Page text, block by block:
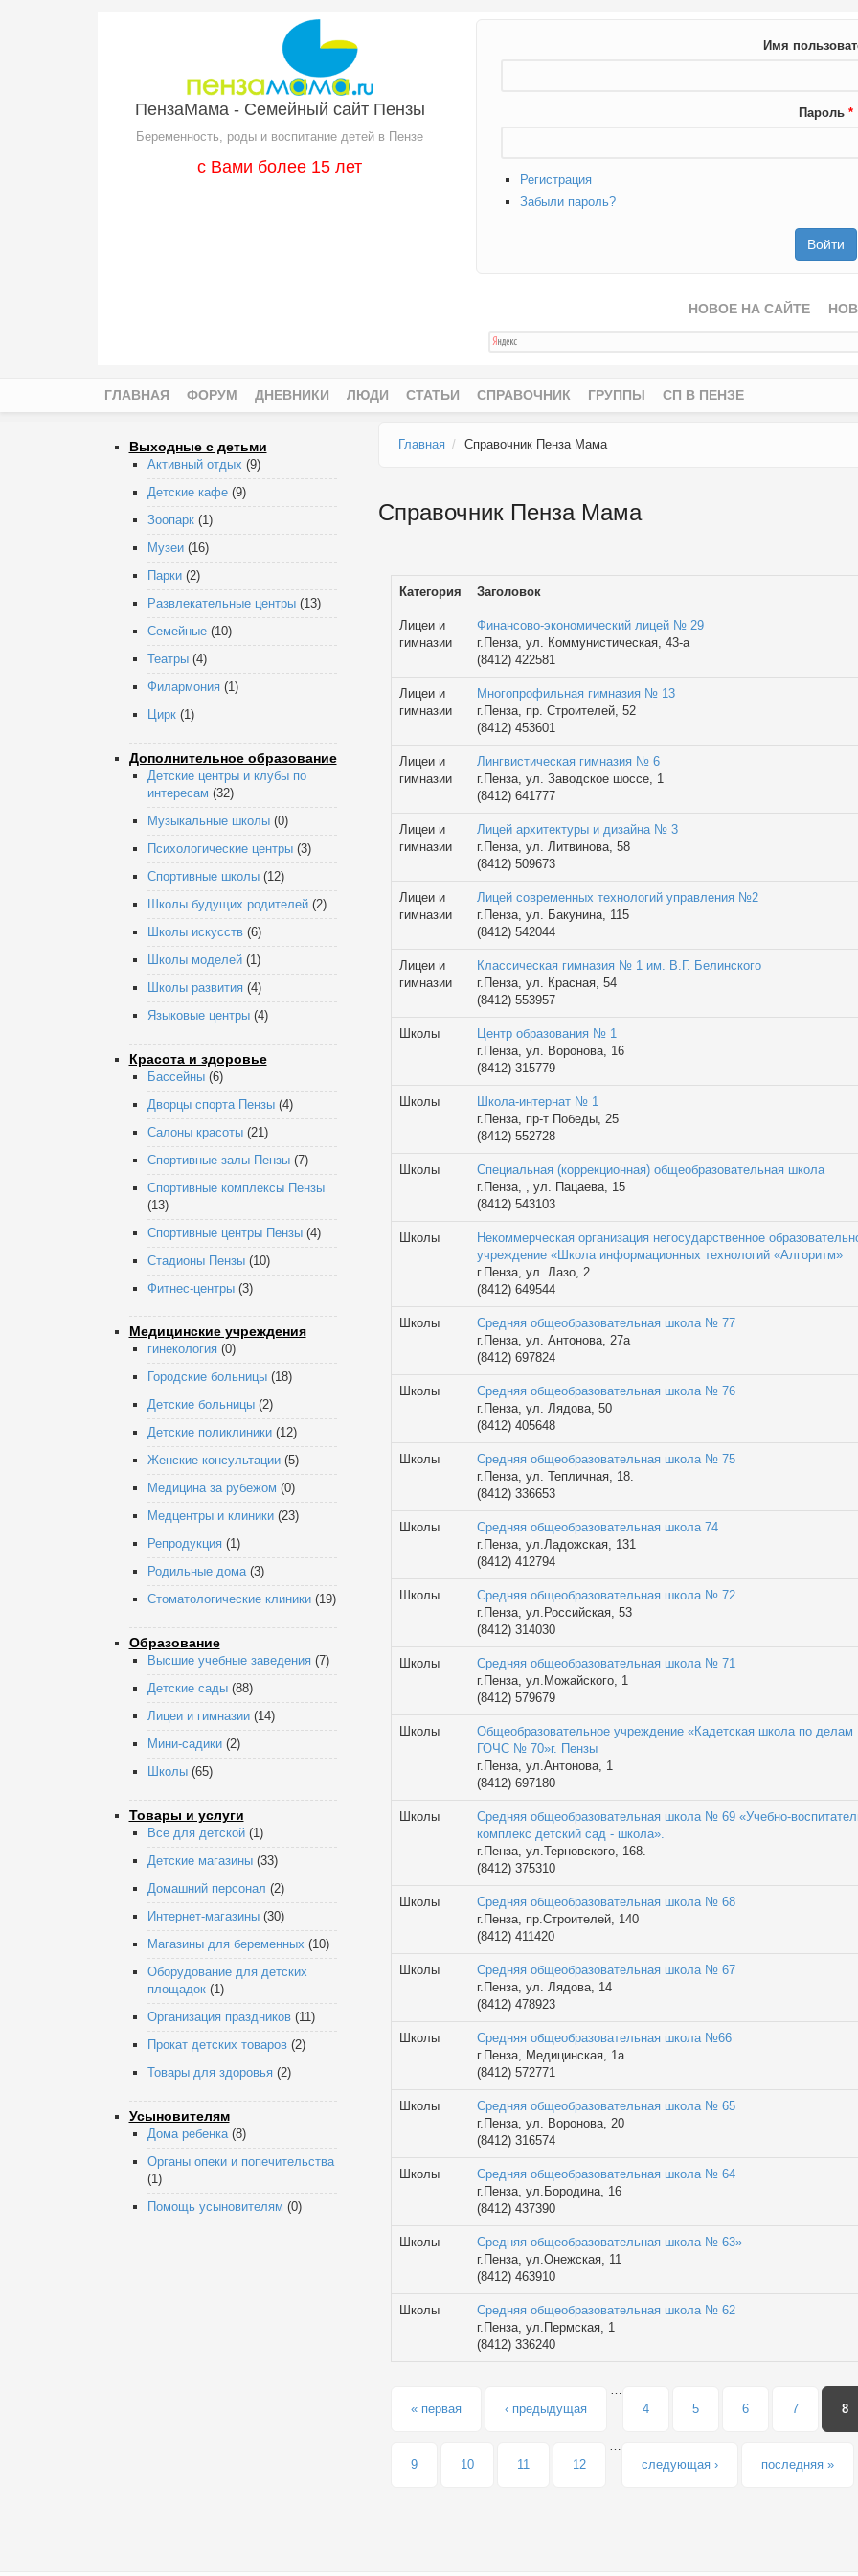
ПензаМама - Семейный сайт Пензы
Беременность, роды и воспитание детей в Пензе
с Вами более 15 лет
Имя
Пароль *
Регистрация
Забыли пароль?
НОВОЕ НА САЙТЕ
ГЛАВНАЯ ФОРУМ ДНЕВНИКИ ЛЮДИ СТАТЬИ СПРАВОЧНИК ГРУППЫ СП В ПЕНЗЕ
Выходные с детьми
Активный отдых (9)
Детские кафе (9)
Зоопарк (1)
Музеи (16)
Парки (2)
Развлекательные центры (13)
Семейные (10)
Театры (4)
Филармония (1)
Цирк (1)
Дополнительное образование
Детские центры и клубы по
интересам (32)
Музыкальные школы (0)
Психологические центры (3)
Спортивные школы (12)
Школы будущих родителей (2)
Школы искусств (6)
Школы моделей (1)
Школы развития (4)
Языковые центры (4)
Красота и здоровье
Бассейны (6)
Дворцы спорта Пензы (4)
Салоны красоты (21)
Спортивные залы Пензы (7)
Спортивные комплексы Пензы
(13)
Спортивные центры Пензы (4)
Стадионы Пензы (10)
Фитнес-центры (3)
Медицинские учреждения
гинекология (0)
Городские больницы (18)
Детские больницы (2)
Детские поликлиники (12)
Женские консультации (5)
Медицина за рубежом (0)
Медцентры и клиники (23)
Репродукция (1)
Родильные дома(3)
Стоматологические клиники (19)
Образование
Высшие учебные заведения (7)
Детские сады (88)
Лицеи и гимназии (14)
Мини-садики (2)
Школы (65)
Товары и услуги
Все для детской (1)
Детские магазины (33)
Домашний персонал (2)
Интернет-магазины (30)
Магазины для беременных (10)
Оборудование для детских
площадок (1)
Организация праздников (11)
Прокат детских товаров (2)
Товары для здоровья (2)
Усыновителям
Дома ребенка (8)
Органы опеки и попечительства
(1)
Помощь усыновителям (0)
Главная Справочник Пенза Мама
Справочник Пенза Мама
Категория Заголовок
Лицеи и
гимназии
Финансово-экономический лицей № 29
г.Пенза, ул. Коммунистическая, 43-а
(8412) 422581
Лицеи и
гимназии
Многопрофильная гимназия № 13
г.Пенза, пр. Строителей, 52
(8412) 453601
Лицеи и
гимназии
Лингвистическая гимназия № 6
г.Пенза, ул. Заводское шоссе, 1
(8412) 641777
Лицеи и
гимназии
Лицей архитектуры и дизайна № 3
г.Пенза, ул. Литвинова, 58
(8412) 509673
Лицеи и
гимназии
Лицей современных технологий управления №2
г.Пенза, ул. Бакунина, 115
(8412) 542044
Лицеи и
гимназии
Классическая гимназия № 1 им. В.Г. Белинского
г.Пенза, ул. Красная, 54
(8412) 553957
Школы
Центр образования № 1
г.Пенза, ул. Воронова, 16
(8412) 315779
Школы
Школа-интернат № 1
г.Пенза, пр-т Победы, 25
(8412) 552728
Школы
Специальная (коррекционная) общеобразовательная школа
г.Пенза, , ул. Пацаева, 15
(8412) 543103
Школы
Некоммерческая организация негосударственное
учреждение «Школа информационных технологий «Алгоритм»
г.Пенза, ул. Лазо, 2
(8412) 649544
Школы
Средняя общеобразовательная школа № 77
г.Пенза, ул. Антонова, 27а
(8412) 697824
Школы
Средняя общеобразовательная школа № 76
г.Пенза, ул. Лядова, 50
(8412) 405648
Школы
Средняя общеобразовательная школа № 75
г.Пенза, ул. Тепличная, 18.
(8412) 336653
Школы
Средняя общеобразовательная школа 74
г.Пенза, ул.Ладожская, 131
(8412) 412794
Школы
Средняя общеобразовательная школа № 72
г.Пенза, ул.Российская, 53
(8412) 314030
Школы
Средняя общеобразовательная школа № 71
г.Пенза, ул.Можайского, 1
(8412) 579679
Школы
Общеобразовательное учреждение «Кадетская школа по делам
ГОЧС № 70»г. Пензы
г.Пенза, ул.Антонова, 1
(8412) 697180
Школы
Средняя общеобразовательная школа № 69 «Учебно-
комплекс детский сад - школа».
г.Пенза, ул.Терновского, 168.
(8412) 375310
Школы
Средняя общеобразовательная школа № 68
г.Пенза, пр.Строителей, 140
(8412) 411420
Школы
Средняя общеобразовательная школа № 67
г.Пенза, ул. Лядова, 14
(8412) 478923
Школы
Средняя общеобразовательная школа №66
г.Пенза, Медицинская, 1а
(8412) 572771
Школы
Средняя общеобразовательная школа № 65
г.Пенза, ул. Воронова, 20
(8412) 316574
Школы
Средняя общеобразовательная школа № 64
г.Пенза, ул.Бородина, 16
(8412) 437390
Школы
Средняя общеобразовательная школа № 63»
г.Пенза, ул.Онежская, 11
(8412) 463910
Школы
Средняя общеобразовательная школа № 62
г.Пенза, ул.Пермская, 1
(8412) 336240
Страницы
« первая ‹ предыдущая
…
4
5 6 7 8
9 10 11 12
…
следующая ›
последняя »